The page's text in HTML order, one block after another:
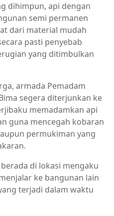
dihimpun, api dengan
semi permanen
dari material mudah
pasti penyebab
yang ditimbulkan
armada Pemadam
segera diterjunkan ke
memadamkan api
guna mencegah kobaran
permukiman yang
di lokasi mengaku
ke bangunan lain
terjadi dalam waktu